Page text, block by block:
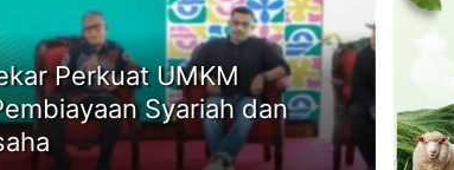
Perkuat UMKM
Syariah dan